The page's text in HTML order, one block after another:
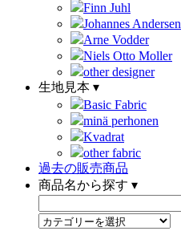
Finn Juhl
Johannes Andersen
Arne Vodder
Niels Otto Moller
other designer
生地見本 ▾
Basic Fabric
minä perhonen
Kvadrat
other fabric
過去の販売商品
商品名から探す ▾